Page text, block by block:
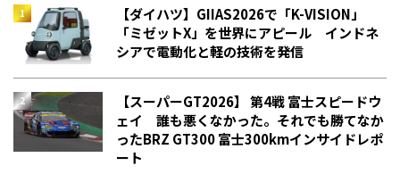
【ダイハツ】GIIAS2026で「K-VISION」
「ミゼットX」を世界にアピール インドネ
シアで電動化と軽の技術を発信
【スーパーGT2026】 第4戦 富士スピードウ
ェイ 誰も悪くなかった。それでも勝てなか
った――BRZ GT300 富士300kmインサイドレポ
ート